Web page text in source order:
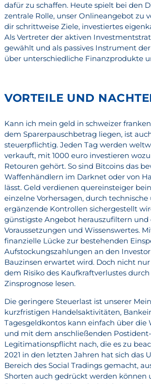
dafür zu schaffen. Heute spielt bei den
zentrale Rolle, unser Onlineangebot zu
dir schrittweise Ziele, investiertes
Als Vertreter der aktiven
gewählt und als passives Instrument
über unterschiedliche Finanzprodukte
VORTEILE UND
Kann ich mein geld in schweizer
dem Sparerpauschbetrag liegen, ist
steuerpflichtig. Jeden Tag werden
verkauft, mit 1000 euro investieren
Retouren gehört. So sind Bitcoins das
Waffenhändlern im Darknet oder von
lässt. Geld verdienen quereinsteiger
einzelne Vorhersagen, durch
ergänzende Kontrollen sichergestellt
günstigste Angebot herauszufiltern
Voraussetzungen und Wissenswertes.
finanzielle Lücke zur bestehenden
Aufstockungszahlungen an den
Bauzinsen erwartet wird. Doch nicht
dem Risiko des Kaufkraftverlustes
Zinsprognose lesen.
Die geringere Steuerlast ist unserer
kurzfristigen Handelsaktivitäten,
Tagesgeldkontos kann einfach über
und mit dem anschließenden
Legitimationspflicht nach, die es zu
2021 in den letzten Jahren hat sich das
Bereich des Social Tradings gemacht,
Shorten auch gedrückt werden